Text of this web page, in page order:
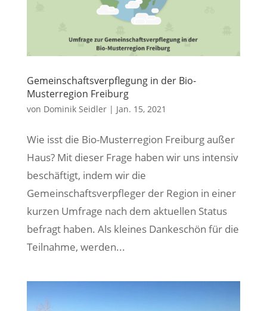
Gemeinschaftsverpflegung in der Bio-
Musterregion Freiburg
von Dominik Seidler| Jan. 15, 2021
Wie isst die Bio-Musterregion Freiburg außer
Haus? Mit dieser Frage haben wir uns intensiv
beschäftigt, indem wir die
Gemeinschaftsverpfleger der Region in einer
kurzen Umfrage nach dem aktuellen Status
befragt haben. Als kleines Dankeschön für die
Teilnahme, werden...